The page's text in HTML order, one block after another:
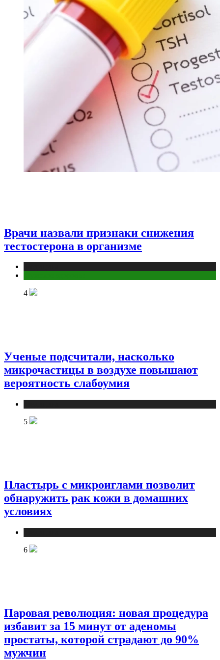
Врачи назвали признаки снижения
тестостерона в организме
4
Ученые подсчитали, насколько
микрочастицы в воздухе повышают
вероятность слабоумия
5
Пластырь с микроиглами позволит
обнаружить рак кожи в домашних
условиях
6
Паровая революция: новая процедура
избавит за 15 минут от аденомы
простаты, которой страдают до 90%
мужчин